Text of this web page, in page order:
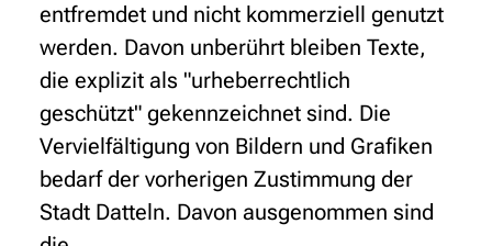
entfremdet und nicht kommerziell genutzt
werden. Davon unberührt bleiben Texte,
die explizit als "urheberrechtlich
geschützt" gekennzeichnet sind. Die
Vervielfältigung von Bildern und Grafiken
bedarf der vorherigen Zustimmung der
Stadt Datteln. Davon ausgenommen sind